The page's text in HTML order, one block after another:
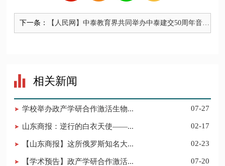
下一条：
【人民网】中泰教育界共同举办中泰建交50周年音乐
会
相关新闻
学校举办政产学研合作激活生物... 07-27
山东商报：逆行的白衣天使——... 02-17
【山东商报】这所俄罗斯知名大... 02-23
【学术预告】政产学研合作激活... 07-20